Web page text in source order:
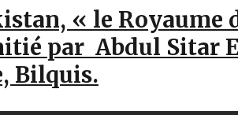
« le Royaume
par Abdul Sitar
Bilquis.